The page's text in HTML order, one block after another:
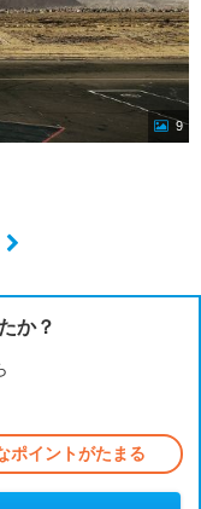
9
か？
ポイントがたまる